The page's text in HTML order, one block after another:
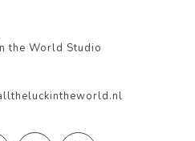
the World Studio